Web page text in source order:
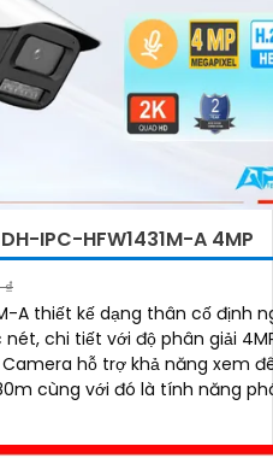
DH-IPC-HFW1431M-A 4MP
A thiết kế dạng thân cố định
chi tiết với độ phân giải
cùng với đó là tính năng